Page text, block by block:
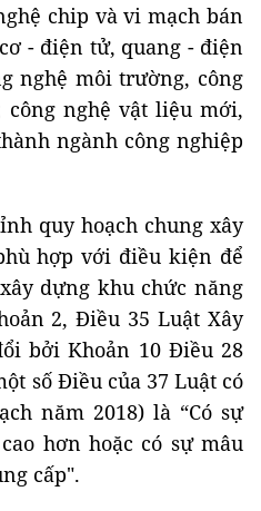
chip và vi mạch bán
- điện tử, quang - điện
nghệ môi trường, công
nghệ vật liệu mới,
ngành công nghiệp
quy hoạch chung xây
hợp với điều kiện để
dựng khu chức năng
2, Điều 35 Luật Xây
bởi Khoản 10 Điều 28
số Điều của 37 Luật có
năm 2018) là “Có sự
hơn hoặc có sự mâu
cấp".